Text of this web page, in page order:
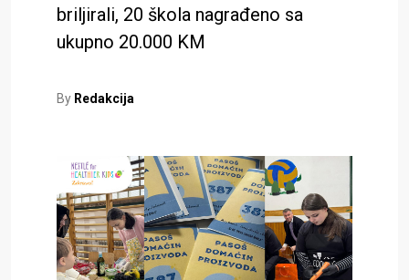
briljirali, 20 škola nagrađeno sa
ukupno 20.000 KM
By Redakcija